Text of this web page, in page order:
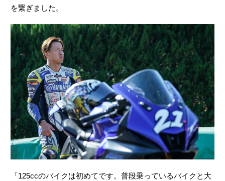
を繋ぎました。
「125ccのバイクは初めてです。普段乗っているバイクと大